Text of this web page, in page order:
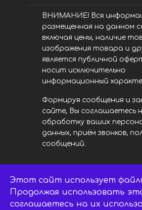
ВНИМАНИЕ! Вся
размещенная на данном
включая цены, наличие
изображения товара и
является публичной
носит исключительно
информационный
Формируя сообщения и
сайте, Вы соглашаетесь
обработку ваших
данных, приём звонков,
сообщений.
LED центр. © 2014 -
ledsaratov.ru. Все права
Этот сайт использует
Продолжая использовать
соглашаетесь на их